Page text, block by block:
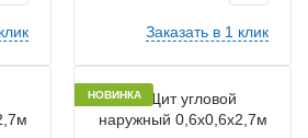
Заказать в 1 клик
НОВИНКА